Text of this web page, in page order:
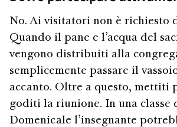
No. Ai visitatori non è richiesto
Quando il pane e l’acqua del
vengono distribuiti alla
semplicemente passare il
accanto. Oltre a questo, mettiti
goditi la riunione. In una classe
Domenicale l’insegnante